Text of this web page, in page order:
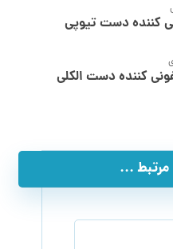
کننده دست تیوپی
کننده دست الکلی
...